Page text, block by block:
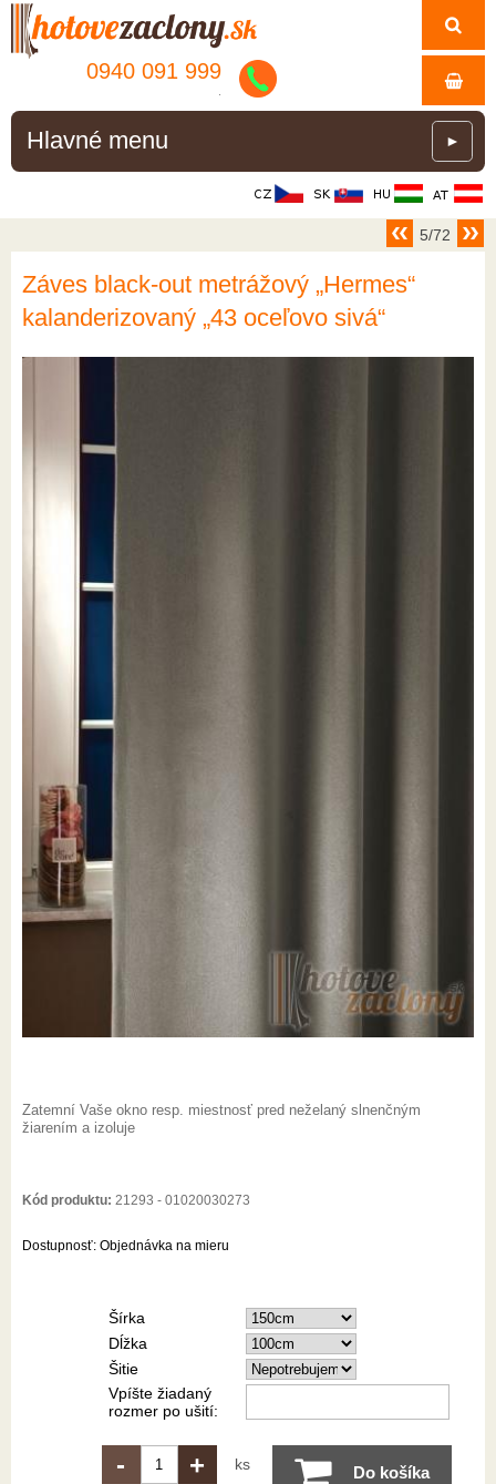
0940 091 999
Hlavné menu ►
5/72
Záves black-out metrážový „Hermes“
kalanderizovaný „43 oceľovo sivá“
Zatemní Vaše okno resp. miestnosť pred neželaný slnenčným
žiarením a izoluje
Kód produktu: 21293 - 01020030273
Dostupnosť: Objednávka na mieru
Šírka
Dĺžka
Šitie
Vpíšte žiadaný
rozmer po ušití:
- + ks Do košíka